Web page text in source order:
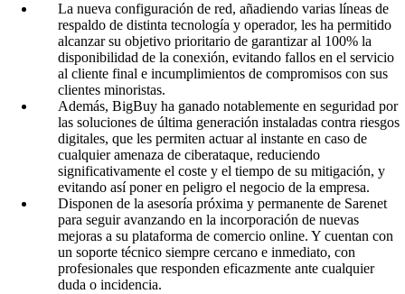
La nueva configuración de red, añadiendo varias líneas de
respaldo de distinta tecnología y operador, les ha permitido
alcanzar su objetivo prioritario de garantizar al 100% la
disponibilidad de la conexión, evitando fallos en el servicio
al cliente final e incumplimientos de compromisos con sus
clientes minoristas.
Además, BigBuy ha ganado notablemente en seguridad por
las soluciones de última generación instaladas contra riesgos
digitales, que les permiten actuar al instante en caso de
cualquier amenaza de ciberataque, reduciendo
significativamente el coste y el tiempo de su mitigación, y
evitando así poner en peligro el negocio de la empresa.
Disponen de la asesoría próxima y permanente de Sarenet
para seguir avanzando en la incorporación de nuevas
mejoras a su plataforma de comercio online. Y cuentan con
un soporte técnico siempre cercano e inmediato, con
profesionales que responden eficazmente ante cualquier
duda o incidencia.